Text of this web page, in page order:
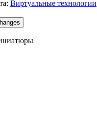
Виртуальные технологии